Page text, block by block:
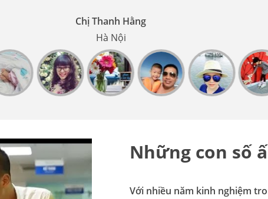
Chị Thanh Hằng
Hà Nội
Những con số
Với nhiều năm kinh nghiệm